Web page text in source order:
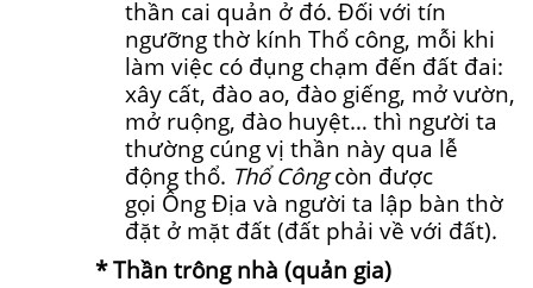
thần cai quản ở đó. Đối với tín
ngưỡng thờ kính Thổ công, mỗi khi
làm việc có đụng chạm đến đất đai:
xây cất, đào ao, đào giếng, mở vườn,
mở ruộng, đào huyệt… thì người ta
thường cúng vị thần này qua lễ
động thổ. Thổ Côngcòn được
gọi Ông Địa và người ta lập bàn thờ
đặt ở mặt đất (đất phải về với đất).
* Thần trông nhà (quản gia)